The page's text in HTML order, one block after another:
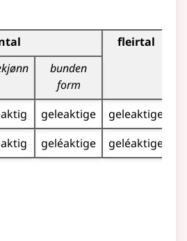
dette adjektivet
fleirtal
bunden
form
geleaktige
geleaktige
geléaktige geléaktige